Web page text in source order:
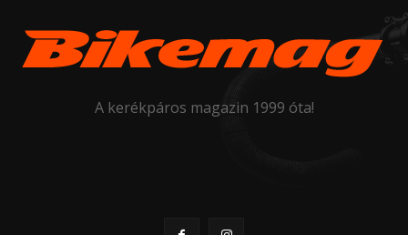
A kerékpáros magazin 1999 óta!